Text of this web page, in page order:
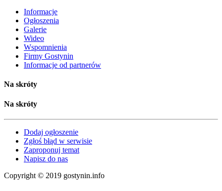
Informacje
Ogłoszenia
Galerie
Wideo
Wspomnienia
Firmy Gostynin
Informacje od partnerów
Na skróty
Na skróty
Dodaj ogłoszenie
Zgłoś błąd w serwisie
Zaproponuj temat
Napisz do nas
Copyright © 2019 gostynin.info